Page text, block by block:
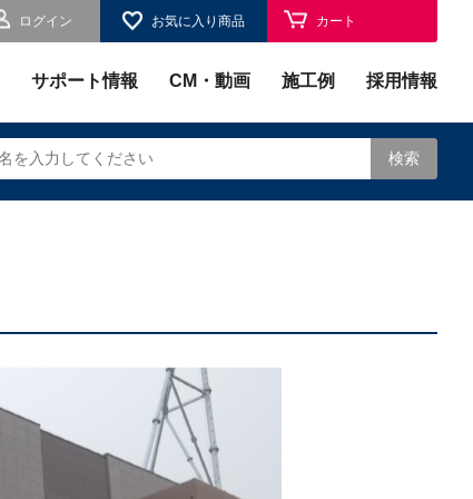
ログイン お気に入り商品 カート
サポート情報 CM・動画 施工例 採用情報
検索